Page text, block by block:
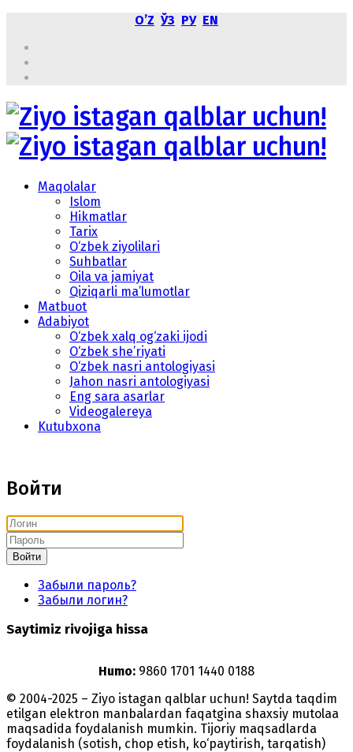
OʼZ ЎЗ РУ EN
Maqolalar
Islom
Hikmatlar
Tarix
O‘zbek ziyolilari
Suhbatlar
Oila va jamiyat
Qiziqarli ma’lumotlar
Matbuot
Adabiyot
O‘zbek xalq og‘zaki ijodi
O‘zbek she’riyati
O‘zbek nasri antologiyasi
Jahon nasri antologiyasi
Eng sara asarlar
Videogalereya
Kutubxona
Войти
Войти
Забыли пароль?
Забыли логин?
Saytimiz rivojiga hissa
Humo: 9860 1701 1440 0188
© 2004-2025 – Ziyo istagan qalblar uchun! Saytda taqdim
etilgan elektron manbalardan faqatgina shaxsiy mutolaa
maqsadida foydalanish mumkin. Tijoriy maqsadlarda
foydalanish (sotish, chop etish, ko‘paytirish, tarqatish)